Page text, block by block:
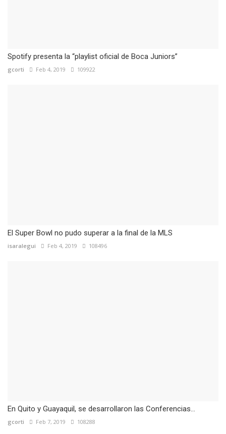
Spotify presenta la “playlist oficial de Boca Juniors”
gcorti Feb 4, 2019 109922
El Super Bowl no pudo superar a la final de la MLS
isaralegui Feb 4, 2019 108496
En Quito y Guayaquil, se desarrollaron las Conferencias...
gcorti Feb 7, 2019 108288